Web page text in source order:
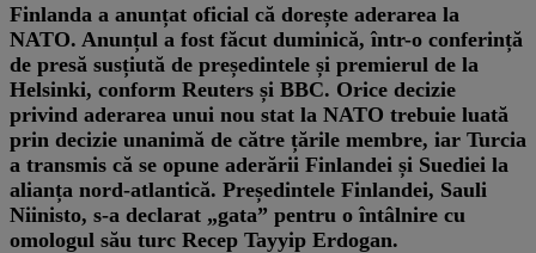
Finlanda a anunțat oficial că dorește aderarea la
NATO. Anunțul a fost făcut duminică, într-o conferință
de presă susțiută de președintele și premierul de la
Helsinki, conform Reuters și BBC. Orice decizie
privind aderarea unui nou stat la NATO trebuie luată
prin decizie unanimă de către țările membre, iar Turcia
a transmis că se opune aderării Finlandei și Suediei la
alianța nord-atlantică. Președintele Finlandei, Sauli
Niinisto, s-a declarat „gata” pentru o întâlnire cu
omologul său turc Recep Tayyip Erdogan.